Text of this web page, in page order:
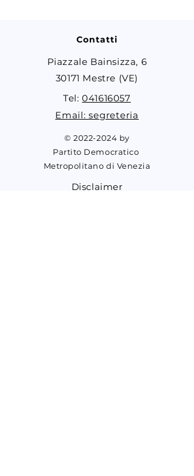
Contatti
Piazzale Bainsizza, 6
30171 Mestre (VE)
Tel:041616057
Email: segreteria
©2022-2024 by
Partito Democratico
Metropolitano di Venezia
Disclaimer